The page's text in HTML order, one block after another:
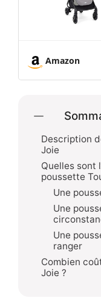
Amazon
Description
Joie
Quelles sont
poussette
Une
Une
Une
ranger
Combien
Joie ?